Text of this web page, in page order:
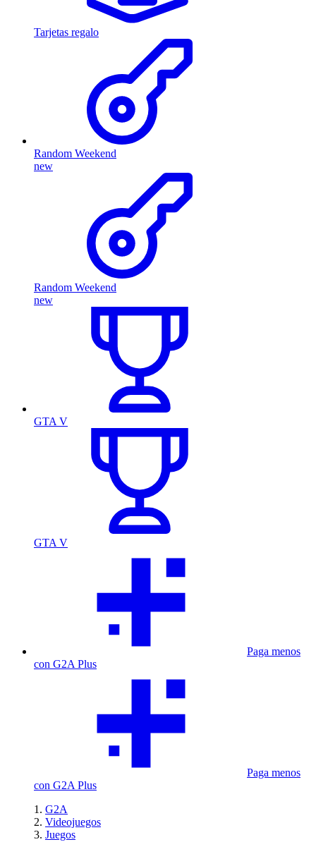
Tarjetas regalo
Random Weekend
new
Random Weekend
new
GTA V
GTA V
Paga menos
con G2A Plus
Paga menos
con G2A Plus
G2A
Videojuegos
Juegos